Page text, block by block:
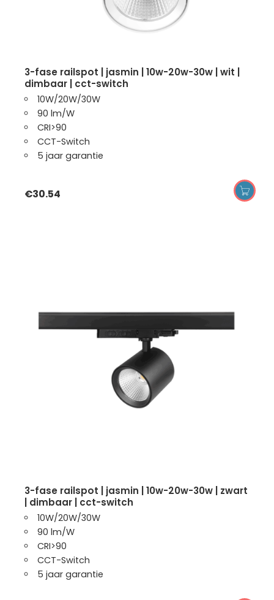
3-fase railspot | jasmin | 10w-20w-30w | wit |
dimbaar | cct-switch
10W/20W/30W
90 lm/W
CRI>90
CCT-Switch
5 jaar garantie
€30.54
3-fase railspot | jasmin | 10w-20w-30w | zwart
| dimbaar | cct-switch
10W/20W/30W
90 lm/W
CRI>90
CCT-Switch
5 jaar garantie